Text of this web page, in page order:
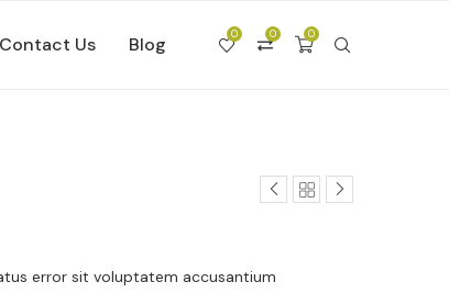
Contact Us Blog 0
0
0
error sit voluptatem accusantium